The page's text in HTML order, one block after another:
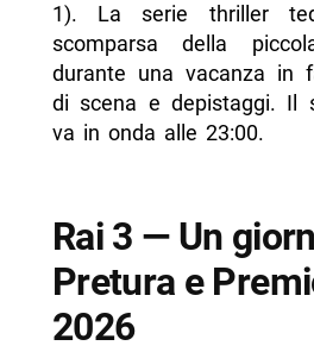
1). La serie thriller
scomparsa della
durante una vacanza in
di scena e depistaggi. Il
va in onda alle 23:00.
Rai 3 — Un
Pretura e
2026